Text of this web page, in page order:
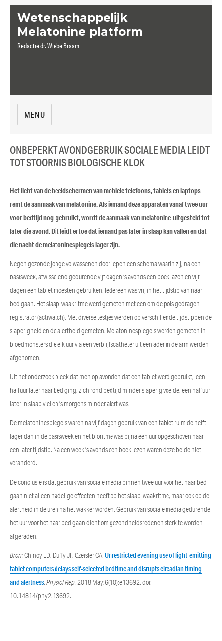
Wetenschappelijk
Melatonine platform
Redactie dr. Wiebe Braam
MENU
ONBEPERKT AVONDGEBRUIK SOCIALE MEDIA LEIDT
TOT STOORNIS BIOLOGISCHE KLOK
Het licht van de beeldschermen van mobiele telefoons, tablets en laptops
remt de aanmaak van melatonine. Als iemand deze apparaten vanaf twee uur
voor bedtijd nog gebruikt, wordt de aanmaak van melatonine uitgesteld tot
later die avond. Dit leidt ertoe dat iemand pas later in slaap kan vallen en dat
die nacht de melatoninespiegels lager zijn.
Negen gezonde jonge volwassenen doorliepen een schema waarin zij, na een
basisweek, afwisselend gedurende vijf dagen ’s avonds een boek lazen en vijf
dagen een tablet moesten gebruiken. Iedereen was vrij in het tijdstip van naar
bed gaan. Het slaap-waakritme werd gemeten met een om de pols gedragen
registrator (actiwatch). Met diverse testjes werden op verschillende tijdstippen de
slaperigheid en de alertheid gemeten. Melatoninespiegels werden gemeten in
bloedmonsters die elk uur via een verblijfscatheter uit een ader in de arm werden
afgenomen.
Uit het onderzoek bleek dat men op avonden dat een tablet werd gebruikt, een
halfuur later naar bed ging, zich rond bedtijd minder slaperig voelde, een halfuur
later in slaap viel en ’s morgens minder alert was.
De melatoninespiegels waren na vijf dagen gebruik van een tablet ruim de helft
lager dan in de basisweek en het bioritme was bijna een uur opgeschoven naar
een later tijdstip. Na een week ’s avonds een boek lezen waren deze beide niet
veranderd.
De conclusie is dat gebruik van sociale media binnen twee uur voor het naar bed
gaan niet alleen nadelige effecten heeft op het slaap-waakritme, maar ook op de
alertheid in de uren na het wakker worden. Gebruik van sociale media gedurende
het uur voor het naar bed gaan dient om gezondheidsredenen sterk te worden
afgeraden.
Bron:Chinoy ED, Duffy JF, Czeisler CA.Unrestricted evening use of light-emitting
tablet computers delays self-selected bedtime and disrupts circadian timing
and alertness.Physiol Rep. 2018 May;6(10):e13692. doi:
10.14814/phy2.13692.